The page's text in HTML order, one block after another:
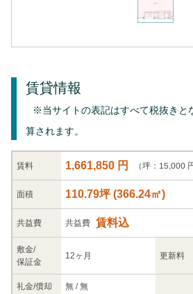
賃貸情報
※当サイトの表記はすべて税抜きと
算されます。
賃料 1,661,850 円 （坪：15,000
面積 110.79坪(366.24㎡)
共益費 共益費 賃料込
敷金/
保証金
12ヶ月 更新料
礼金/償却 無 /無